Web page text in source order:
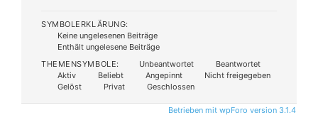
SYMBOLERKLÄRUNG:
Keine ungelesenen Beiträge
Enthält ungelesene Beiträge
THEMENSYMBOLE:
Unbeantwortet
Beantwortet
Aktiv
Beliebt Angepinnt
Nicht freigegeben
Gelöst
Privat Geschlossen
Betrieben mit wpForo version 3.1.4